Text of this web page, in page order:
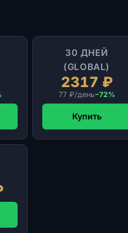
30 ДНЕЙ
(GLOBAL)
2317 ₽
77 ₽/день−72%
Купить